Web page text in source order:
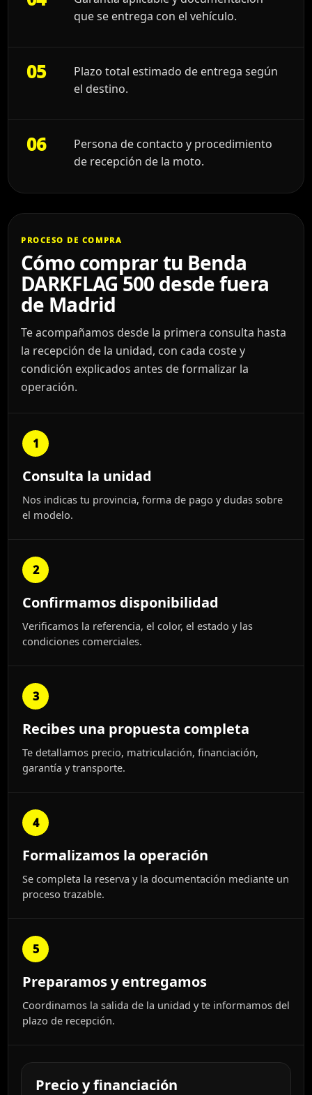
que se entrega con el vehículo.
05
Plazo total estimado de entrega según
el destino.
06
Persona de contacto y procedimiento
de recepción de la moto.
PROCESO DE COMPRA
Cómo comprar tu Benda
DARKFLAG 500 desde fuera
de Madrid
Te acompañamos desde la primera consulta hasta
la recepción de la unidad, con cada coste y
condición explicados antes de formalizar la
operación.
1
Consulta la unidad
Nos indicas tu provincia, forma de pago y dudas sobre
el modelo.
2
Confirmamos disponibilidad
Verificamos la referencia, el color, el estado y las
condiciones comerciales.
3
Recibes una propuesta completa
Te detallamos precio, matriculación, financiación,
garantía y transporte.
4
Formalizamos la operación
Se completa la reserva y la documentación mediante un
proceso trazable.
5
Preparamos y entregamos
Coordinamos la salida de la unidad y te informamos del
plazo de recepción.
Precio y financiación